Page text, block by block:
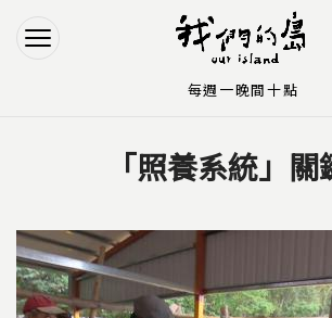
Jump to Navigation
Jump to Main content
「照養系統」關
每週一晚間十點